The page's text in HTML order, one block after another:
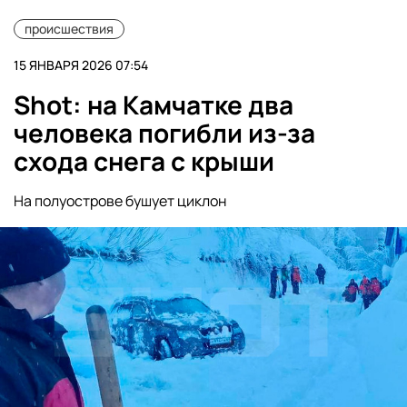
происшествия
15 ЯНВАРЯ 2026 07:54
Shot: на Камчатке два
человека погибли из-за
схода снега с крыши
На полуострове бушует циклон